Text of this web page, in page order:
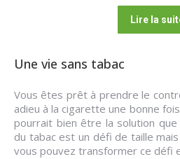
Lire la
Une vie sans tabac
Vous êtes prêt à prendre le
adieu à la cigarette une bonne
pourrait bien être la solution que
du tabac est un défi de taille mais
vous pouvez transformer ce défi